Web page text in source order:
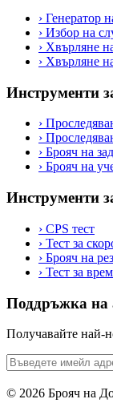
› Генератор
› Избор на
› Хвърляне
› Хвърляне
Инструменти
›
›
› Брояч на
› Брояч на
Инструменти
› CPS тест
› Тест за
› Брояч на
› Тест за
Поддръжка на
Получавайте най-
© 2026 Брояч на